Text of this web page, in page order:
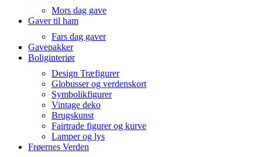
Mors dag gave
Gaver til ham
Fars dag gaver
Gavepakker
Boliginteriør
Design Træfigurer
Globusser og verdenskort
Symbolikfigurer
Vintage deko
Brugskunst
Fairtrade figurer og kurve
Lamper og lys
Frøernes Verden